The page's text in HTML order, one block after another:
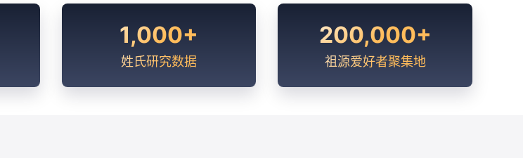
1,000+
姓氏研究数据
200,000+
祖源爱好者聚集地